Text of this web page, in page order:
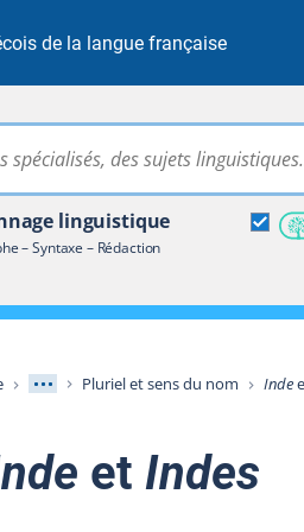
de la langue française
linguistique
– Syntaxe – Rédaction
terminologique
Afficher les niveaux
Pluriel et sens du nom Inde
et Indes